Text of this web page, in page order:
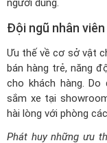
bán hàng trẻ, năng
cho khách hàng. Do
sắm xe tại
hài lòng với phòng
Phát huy những ưu
đảo khách hàng tin
nhiều khách hàng
những ưu ái đó, đại
chất lượng sản phẩm